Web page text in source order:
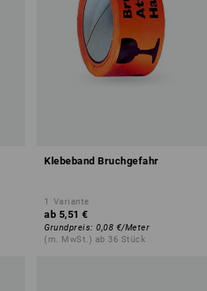
Klebeband Bruchgefahr
1 Variante
ab 5,51 €
Grundpreis: 0,08 €/Meter
(m. MwSt.) ab 36 Stück